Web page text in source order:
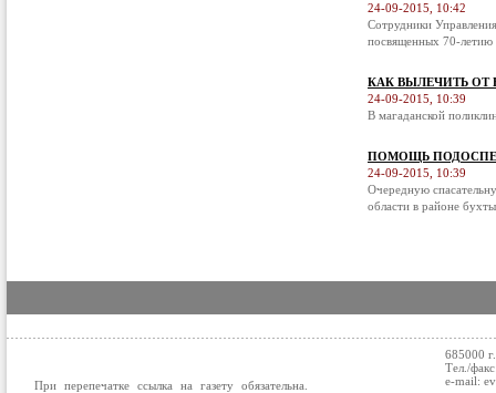
24-09-2015, 10:42
Сотрудники
посвященных 70-летию
КАК ВЫЛЕЧИТЬ ОТ
24-09-2015, 10:39
В магаданской
ПОМОЩЬ
24-09-2015, 10:39
Очередную
области в районе
При перепечатке ссылка на газету обязательна.
685000
Тел./
e-mail: